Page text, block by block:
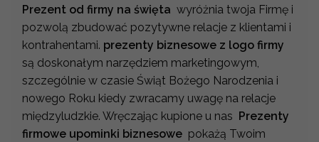
Prezent od firmy na święta wyróżnia twoja Firmę i
pozwolą zbudować pozytywne relacje z klientami i
kontrahentami. prezenty biznesowe z logo firmy
są doskonałym narzędziem marketingowym,
szczególnie w czasie Świąt Bożego Narodzenia i
nowego Roku kiedy zwracamy uwagę na relacje
międzyludzkie. Wręczając kupione u nas
Prezenty
firmowe upominki biznesowe pokażą Twoim